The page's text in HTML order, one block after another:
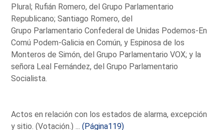
Plural; Rufián Romero, del Grupo Parlamentario
Republicano; Santiago Romero, del
Grupo Parlamentario Confederal de Unidas Podemos-En
Comú Podem-Galicia en Común, y Espinosa de los
Monteros de Simón, del Grupo Parlamentario VOX; y la
señora Leal Fernández, del Grupo Parlamentario
Socialista.
Actos en relación con los estados de alarma, excepción
y sitio. (Votación.) ...(Página119)